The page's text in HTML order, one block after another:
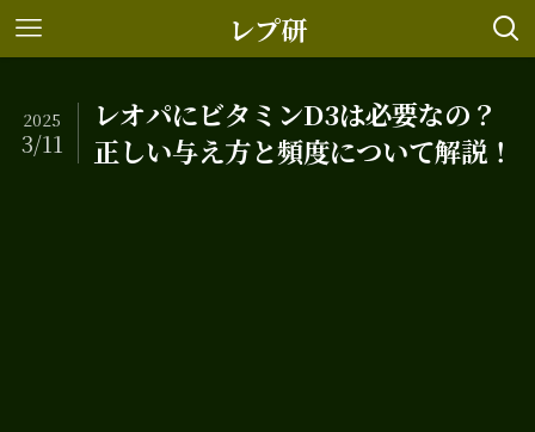
レプ研
レオパにビタミンD3は必要なの？
正しい与え方と頻度について解説！
2025
3/11